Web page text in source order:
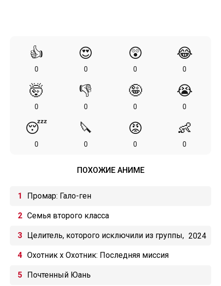
👍
0
😍
0
😲
0
😂
0
🤯
0
👎
0
🤪
0
😭
0
😴
0
🔪
0
😡
0
👶
0
ПОХОЖИЕ АНИМЕ
Промар: Гало-ген
Семья второго класса
Целитель, которого исключили из группы,
оказался сильнейшим!
2024
Охотник х Охотник: Последняя миссия
Почтенный Юань